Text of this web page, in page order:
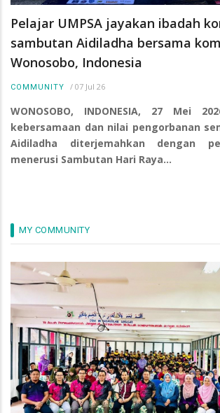
Pelajar UMPSA jayakan ibadah
sambutan Aidiladha bersama
Wonosobo, Indonesia
COMMUNITY / 07 Jul 26
WONOSOBO, INDONESIA, 27 Mei
kebersamaan dan nilai pengorbanan
Aidiladha diterjemahkan dengan
menerusi Sambutan Hari Raya…
MY COMMUNITY